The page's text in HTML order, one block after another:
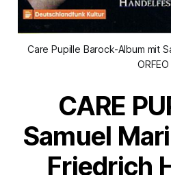
Care Pupille Barock-Album mit
ORFEO
CARE
Samuel
Friedrich